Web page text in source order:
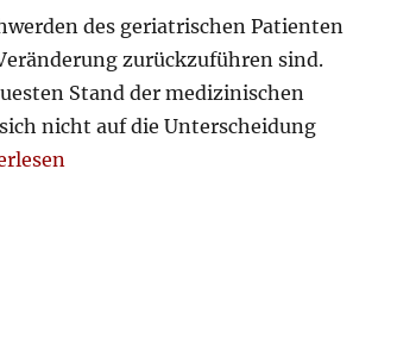
des geriatrischen Patienten
zurückzuführen sind.
Stand der medizinischen
nicht auf die Unterscheidung
Krankheiten und nicht